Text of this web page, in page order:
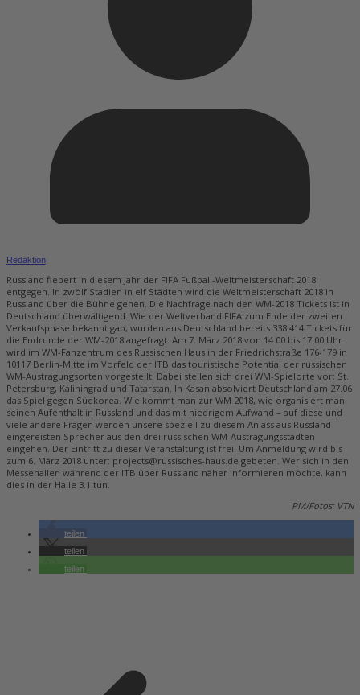
Redaktion
Russland fiebert in diesem Jahr der FIFA Fußball-Weltmeisterschaft 2018
entgegen. In zwölf Stadien in elf Städten wird die Weltmeisterschaft 2018 in
Russland über die Bühne gehen. Die Nachfrage nach den WM-2018 Tickets ist in
Deutschland überwältigend. Wie der Weltverband FIFA zum Ende der zweiten
Verkaufsphase bekannt gab, wurden aus Deutschland bereits 338.414 Tickets für
die Endrunde der WM-2018 angefragt. Am 7. März 2018 von 14:00 bis 17:00 Uhr
wird im WM-Fanzentrum des Russischen Haus in der Friedrichstraße 176-179 in
10117 Berlin-Mitte im Vorfeld der ITB das touristische Potential der russischen
WM-Austragungsorten vorgestellt. Dabei stellen sich drei WM-Spielorte vor: St.
Petersburg, Kaliningrad und Tatarstan. In Kasan absolviert Deutschland am 27.06
das Spiel gegen Südkorea. Wie kommt man zur WM 2018, wie organisiert man
seinen Aufenthalt in Russland und das mit niedrigem Aufwand – auf diese und
viele andere Fragen werden unsere speziell zu diesem Anlass aus Russland
eingereisten Sprecher aus den drei russischen WM-Austragungsstädten
eingehen. Der Eintritt zu dieser Veranstaltung ist frei. Um Anmeldung wird bis
zum 6. März 2018 unter: projects@russisches-haus.de gebeten. Wer sich in den
Messehallen während der ITB über Russland näher informieren möchte, kann
dies in der Halle 3.1 tun.
PM/Fotos: VTN
teilen
teilen
teilen